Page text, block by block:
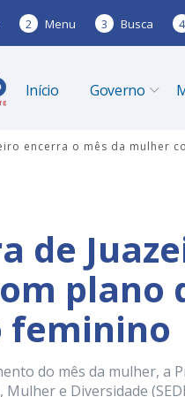
2 Menu 3 Busca 4
Início Governo
encerra o mês da mulher
de
plano
feminino
do mês da mulher, a
Mulher e Diversidade